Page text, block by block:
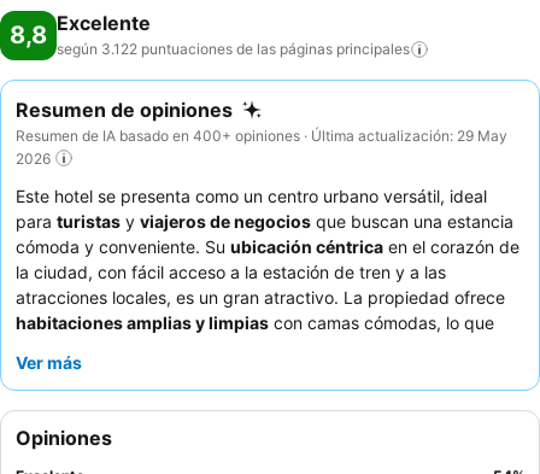
8,8 Excelente
según 3.122 puntuaciones de las páginas principales
Resumen de opiniones
Resumen de IA basado en 400+ opiniones · Última actualización: 29 May
2026
Este hotel se presenta como un centro urbano versátil, ideal
para turistas y viajeros de negocios que buscan una estancia
cómoda y conveniente. Su ubicación céntrica en el corazón de
la ciudad, con fácil acceso a la estación de tren y a las
atracciones locales, es un gran atractivo. La propiedad ofrece
habitaciones amplias y limpias con camas cómodas, lo que
constantemente al
ambiente más tranquilo, se recomienda a los huéspedes que
soliciten habitaciones en los pisos superiores o con vistas al
Ver más
Opiniones